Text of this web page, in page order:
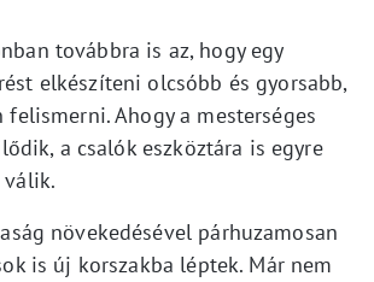
továbbra is az, hogy egy
elkészíteni olcsóbb és gyorsabb,
Ahogy a mesterséges
a csalók eszköztára is egyre
növekedésével párhuzamosan
is új korszakba léptek. Már nem